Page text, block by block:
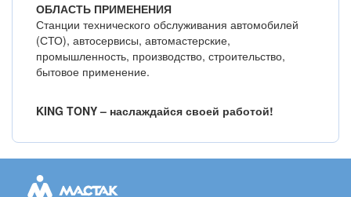
ОБЛАСТЬ ПРИМЕНЕНИЯ
Станции технического обслуживания автомобилей
(СТО), автосервисы, автомастерские,
промышленность, производство, строительство,
бытовое применение.
KING TONY – наслаждайся своей работой!